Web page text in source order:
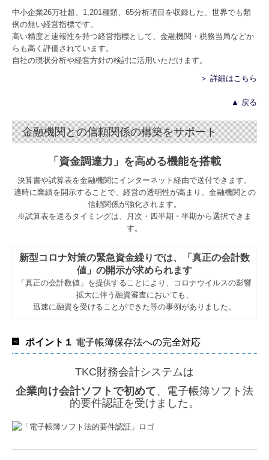
中小企業26万社超、 1,201種類、65分析項目を収録した、世界でも類
例の無い経営指標です。
高い精度と速報性を持つ経営指標として、金融機関・税務当局などか
らも高く評価されています。
自社の現状分析や経営方針の検討に活用いただけます。
＞ 詳細はこちら
▲ 戻る
金融機関との信頼関係の構築をサポート
「資金調達力」を高める機能を搭載
決算書や試算表を金融機関にインターネット経由で送付できます。
適時に業績を開示することで、経営の透明性が高まり、金融機関との
信頼関係が強化されます。
※試算表を送るタイミングは、月次・四半期・半期から選択できま
す。
新型コロナ対策の緊急資金繰りでは、「真正の会計数
値」の開示が求められます
「真正の会計数値」を提供することにより、コロナウイルスの影響
拡大に伴う融資審査においても、
迅速に融資を受けることができた等の事例がありました。
ポイント１ 電子帳簿保存法への完全対応
TKC財務会計システムは
企業向け会計ソフトで初めて、電子帳簿ソフト法
的要件認証を受けました。